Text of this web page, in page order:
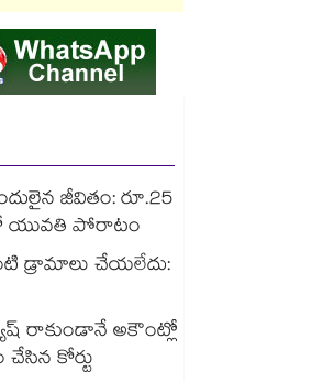
జీవితం: రూ.25
యువతి పోరాటం
డ్రామాలు చేయలేదు:
రాకుండానే అకౌంట్లో
కోర్టు